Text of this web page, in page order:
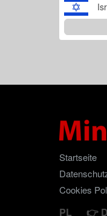
Startseite
Cookies
PL